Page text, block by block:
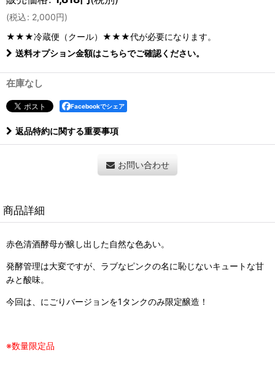
(税込: 2,000円)
★★★冷蔵便（クール）★★★代が必要になります。
送料オプション金額はこちらでご確認ください。
在庫なし
Facebookでシェア
返品特約に関する重要事項
お問い合わせ
商品詳細
赤色清酒酵母が醸し出した自然な色あい。
発酵管理は大変ですが、ラブなピンクの名に恥じないキュートな甘
みと酸味。
今回は、にごりバージョンを1タンクのみ限定醸造！
※数量限定品